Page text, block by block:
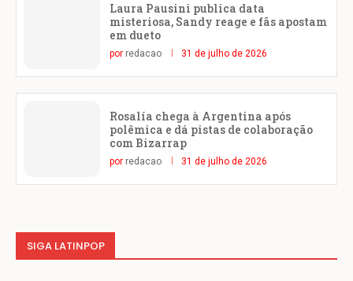
Laura Pausini publica data
misteriosa, Sandy reage e fãs apostam
em dueto
por redacao 31 de julho de 2026
Rosalía chega à Argentina após
polêmica e dá pistas de colaboração
com Bizarrap
por redacao 31 de julho de 2026
SIGA LATINPOP